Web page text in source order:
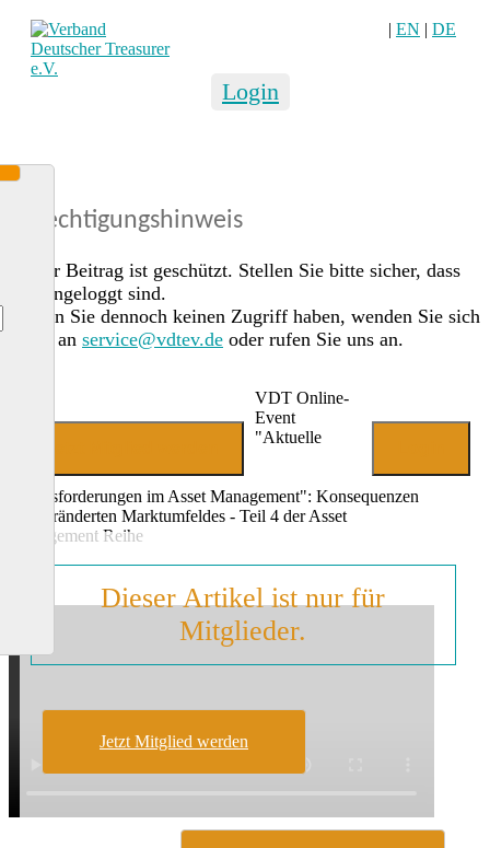
| EN | DE
Login
Berechtigungshinweis
Dieser Beitrag ist geschützt. Stellen Sie bitte sicher, dass
Sie eingeloggt sind.
Sollten Sie dennoch keinen Zugriff haben, wenden Sie sich
gerne an service@vdtev.de oder rufen Sie uns an.
VDT Online-
Event
"Aktuelle
Herausforderungen im Asset Management": Konsequenzen
des veränderten Marktumfeldes - Teil 4 der Asset
Management Reihe
Dieser Artikel ist nur für
Mitglieder.
Jetzt Mitglied werden